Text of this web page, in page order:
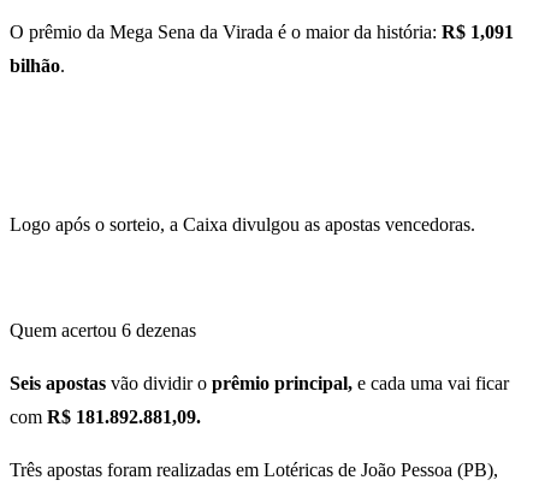
O prêmio da Mega Sena da Virada é o maior da história: R$ 1,091
bilhão.
Logo após o sorteio, a Caixa divulgou as apostas vencedoras.
Quem acertou 6 dezenas
Seis apostas vão dividir o prêmio principal, e cada uma vai ficar
com R$ 181.892.881,09.
Três apostas foram realizadas em Lotéricas de João Pessoa (PB),